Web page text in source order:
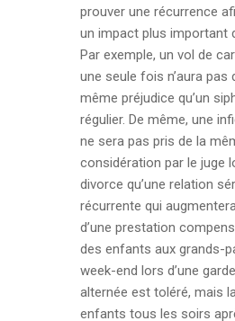
prouver une récurrence
un impact plus important
Par exemple, un vol de
une seule fois n’aura pas
même préjudice qu’un
régulier. De même, une
ne sera pas pris de la
considération par le juge
divorce qu’une relation
récurrente qui
d’une prestation
des enfants aux grands-
week-end lors d’une
alternée est toléré, mais
enfants tous les soirs